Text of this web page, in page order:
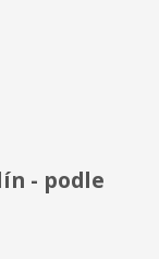
- podle